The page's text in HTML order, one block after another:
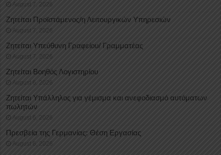
August 7, 2026
Ζητείται Προϊστάμενος/η Λειτουργικών Υπηρεσιών
August 7, 2026
Ζητείται Υπεύθυνη Γραφείου/ Γραμματέας
August 7, 2026
Ζητείται Βοηθός Λογιστηρίου
August 6, 2026
Ζητείται Υπάλληλος για γέμισμα και ανεφοδιασμό αυτόματων
πωλητών
August 6, 2026
Πρεσβεία της Γερμανίας: Θέση Εργασίας
August 6, 2026